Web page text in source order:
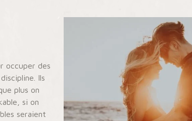
occuper des
Ils
plus on
si on
seraient